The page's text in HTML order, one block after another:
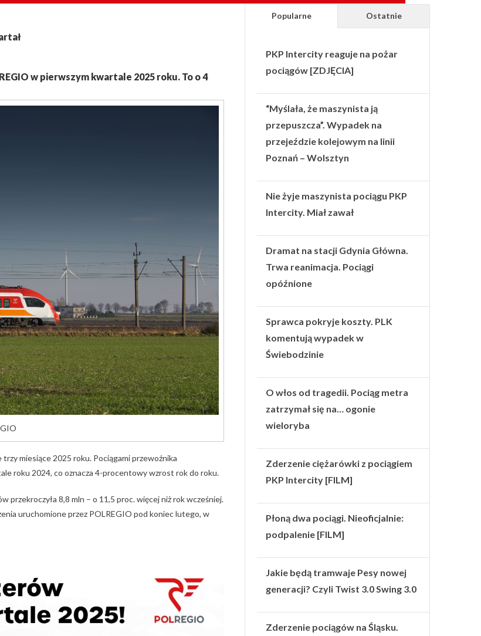
w pierwszym kwartale 2025 roku. To o 4
miesiące 2025 roku. Pociągami przewoźnika
roku 2024, co oznacza 4-procentowy wzrost rok do roku.
przekroczyła 8,8 mln – o 11,5 proc. więcej niż rok wcześniej.
uruchomione przez POLREGIO pod koniec lutego, w
Popularne Ostatnie
PKP Intercity reaguje na pożar
pociągów [ZDJĘCIA]
“Myślała, że maszynista ją
przepuszcza”. Wypadek na
przejeździe kolejowym na linii
Poznań – Wolsztyn
Nie żyje maszynista pociągu PKP
Intercity. Miał zawał
Dramat na stacji Gdynia Główna.
Trwa reanimacja. Pociągi
opóźnione
Sprawca pokryje koszty. PLK
komentują wypadek w
Świebodzinie
O włos od tragedii. Pociąg metra
zatrzymał się na… ogonie
wieloryba
Zderzenie ciężarówki z pociągiem
PKP Intercity [FILM]
Płoną dwa pociągi. Nieoficjalnie:
podpalenie [FILM]
Jakie będą tramwaje Pesy nowej
generacji? Czyli Twist 3.0 Swing 3.0
Zderzenie pociągów na Śląsku.